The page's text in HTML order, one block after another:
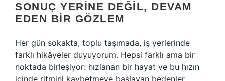
SONUÇ YERINE DEĞIL, DEVAM
EDEN BIR GÖZLEM
Her gün sokakta, toplu taşımada, iş yerlerinde
farklı hikâyeler duyuyorum. Hepsi farklı ama bir
noktada birleşiyor: hızlanan bir hayat ve bu hızın
içinde ritmini kaybetmeye başlayan bedenler.